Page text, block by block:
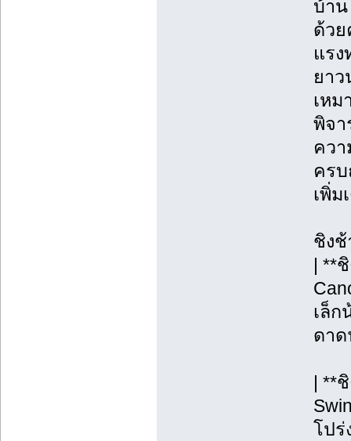
บ้าน
ด้วย
แร
ยาว
เหม
พิจา
ควา
คร
เพิ่ม
ชิงช้
| **
เล็ก
ดา
| **
โปร่